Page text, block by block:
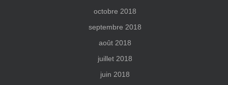
octobre 2018
septembre 2018
août 2018
juillet 2018
juin 2018